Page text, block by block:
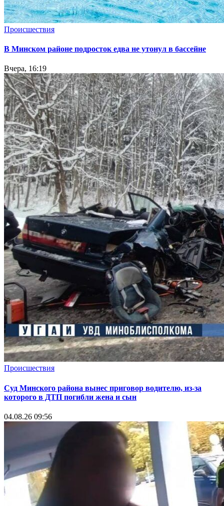
Происшествия
В Минском районе подросток едва не утонул в бассейне
Вчера, 16:19
Происшествия
Суд Минского района вынес приговор водителю, из-за
которого в ДТП погибли жена и сын
04.08.26 09:56